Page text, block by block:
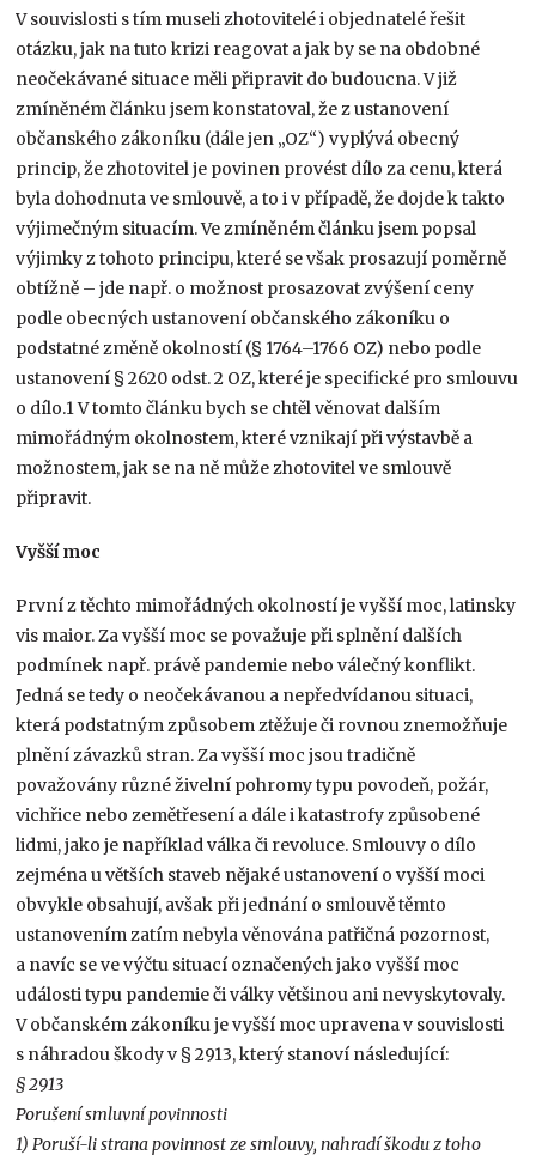
V souvislosti s tím museli zhotovitelé i objednatelé řešit
otázku, jak na tuto krizi reagovat a jak by se na obdobné
neočekávané situace měli připravit do budoucna. V již
zmíněném článku jsem konstatoval, že z ustanovení
občanského zákoníku (dále jen „OZ“) vyplývá obecný
princip, že zhotovitel je povinen provést dílo za cenu, která
byla dohodnuta ve smlouvě, a to i v případě, že dojde k takto
výjimečným situacím. Ve zmíněném článku jsem popsal
výjimky z tohoto principu, které se však prosazují poměrně
obtížně – jde např. o možnost prosazovat zvýšení ceny
podle obecných ustanovení občanského zákoníku o
podstatné změně okolností (§ 1764–1766 OZ) nebo podle
ustanovení § 2620 odst. 2 OZ, které je specifické pro smlouvu
o dílo.1 V tomto článku bych se chtěl věnovat dalším
mimořádným okolnostem, které vznikají při výstavbě a
možnostem, jak se na ně může zhotovitel ve smlouvě
připravit.
Vyšší moc
První z těchto mimořádných okolností je vyšší moc, latinsky
vis maior. Za vyšší moc se považuje při splnění dalších
podmínek např. právě pandemie nebo válečný konflikt.
Jedná se tedy o neočekávanou a nepředvídanou situaci,
která podstatným způsobem ztěžuje či rovnou znemožňuje
plnění závazků stran. Za vyšší moc jsou tradičně
považovány různé živelní pohromy typu povodeň, požár,
vichřice nebo zemětřesení a dále i katastrofy způsobené
lidmi, jako je například válka či revoluce. Smlouvy o dílo
zejména u větších staveb nějaké ustanovení o vyšší moci
obvykle obsahují, avšak při jednání o smlouvě těmto
ustanovením zatím nebyla věnována patřičná pozornost,
a navíc se ve výčtu situací označených jako vyšší moc
události typu pandemie či války většinou ani nevyskytovaly.
V občanském zákoníku je vyšší moc upravena v souvislosti
s náhradou škody v § 2913, který stanoví následující:
§ 2913
Porušení smluvní povinnosti
1) Poruší-li strana povinnost ze smlouvy, nahradí škodu z toho